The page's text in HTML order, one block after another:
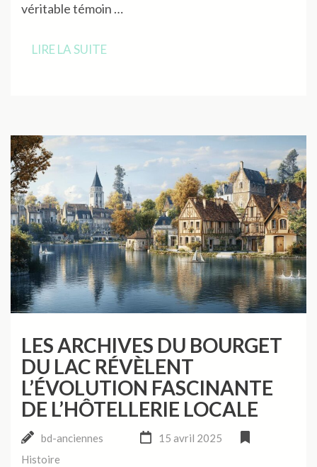
véritable témoin …
LIRE LA SUITE
LES ARCHIVES DU BOURGET
DU LAC RÉVÈLENT
L’ÉVOLUTION FASCINANTE
DE L’HÔTELLERIE LOCALE
bd-anciennes
15 avril 2025
Histoire